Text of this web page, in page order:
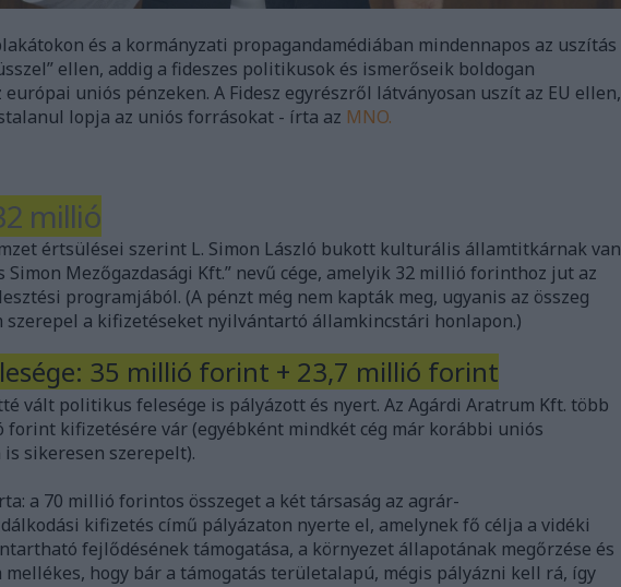
és a kormányzati propagandamédiában mindennapos az uszítás
ellen, addig a fideszes politikusok és ismerőseik boldogan
európai uniós pénzeken. A Fidesz egyrészről látványosan uszít az EU ellen,
lopja az uniós forrásokat - írta az MNO.
millió
értsülései szerint L. Simon László bukott kulturális államtitkárnak van
Simon Mezőgazdasági Kft.” nevű cége, amelyik 32 millió forinthoz jut az
programjából. (A pénzt még nem kapták meg, ugyanis az összeg
szerepel a kifizetéseket nyilvántartó államkincstári honlapon.)
35 millió forint + 23,7 millió forint
vált politikus felesége is pályázott és nyert. Az Agárdi Aratrum Kft. több
forint kifizetésére vár (egyébként mindkét cég már korábbi uniós
sikeresen szerepelt).
a 70 millió forintos összeget a két társaság az agrár-
kifizetés című pályázaton nyerte el, amelynek fő célja a vidéki
fejlődésének támogatása, a környezet állapotának megőrzése és
mellékes, hogy bár a támogatás területalapú, mégis pályázni kell rá, így